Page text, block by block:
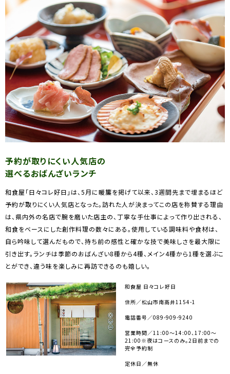
予約が取りにくい人気店の
選べるおばんざいランチ
和食屋「日々コレ好日」は、5月に暖簾を掲げて以来、3週間先まで埋まるほど
予約が取りにくい人気店となった。訪れた人が決まってこの店を称賛する理由
は、県内外の名店で腕を磨いた店主の、丁寧な手仕事によって作り出される、
和食をベースにした創作料理の数々にある。使用している調味料や食材は、
自ら吟味して選んだもので、持ち前の感性と確かな技で美味しさを最大限に
引き出す。ランチは季節のおばんざい8種から4種、メイン4種から1種を選ぶこ
とができ、違う味を楽しみに再訪できるのも嬉しい。
和食屋 日々コレ好日
住所／松山市南高井1154-1
電話番号／089-909-9240
営業時間／11:00～14:00、17:00～
21:00※夜はコースのみ。2日前までの
完全予約制
定休日／無休